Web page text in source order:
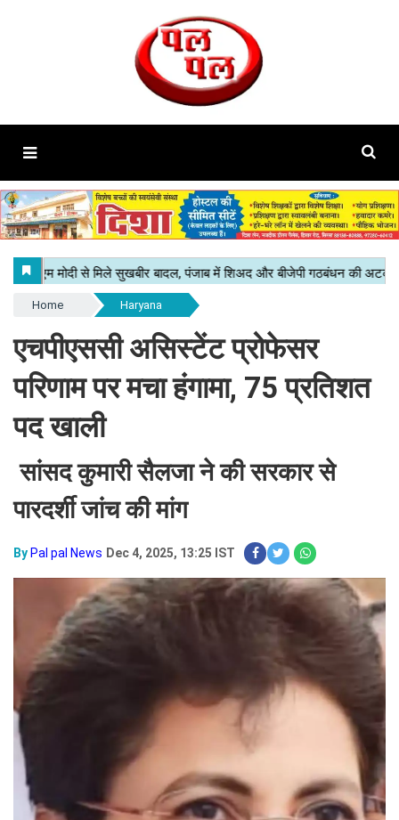
Home Haryana
एचपीएससी असिस्टेंट प्रोफेसर
परिणाम पर मचा हंगामा, 75 प्रतिशत
पद खाली
सांसद कुमारी सैलजा ने की सरकार से
पारदर्शी जांच की मांग
By Pal pal News Dec 4, 2025, 13:25 IST